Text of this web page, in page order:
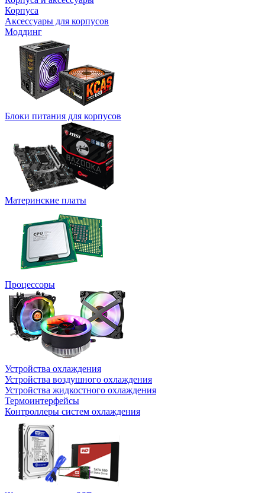
Корпуса
Аксессуары для корпусов
Моддинг
Блоки питания для корпусов
Материнские платы
Процессоры
Устройства охлаждения
Устройства воздушного охлаждения
Устройства жидкостного охлаждения
Термоинтерфейсы
Контроллеры систем охлаждения